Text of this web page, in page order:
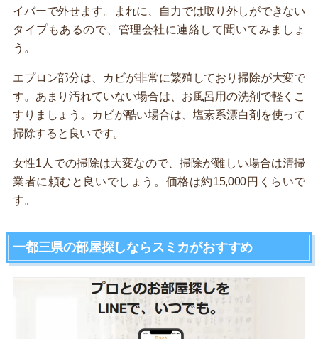
イバーで外せます。まれに、自力では取り外しができない
タイプもあるので、管理会社に連絡して聞いてみましょ
う。
エプロン部分は、カビが非常に繁殖しており掃除が大変で
す。あまり汚れていない場合は、お風呂用の洗剤で軽くこ
すりましょう。カビが酷い場合は、塩素系漂白剤を使って
掃除すると良いです。
女性1人での掃除は大変なので、掃除が難しい場合は清掃
業者に頼むと良いでしょう。価格は約15,000円くらいで
す。
一都三県の部屋探しならスミカがおすすめ